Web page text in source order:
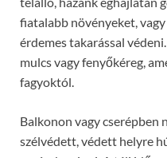
fiatalabb növényeket,
érdemes takarással
mulcs vagy fenyőkéreg,
fagyoktól.
Balkonon vagy cserépben
szélvédett, védett helyre